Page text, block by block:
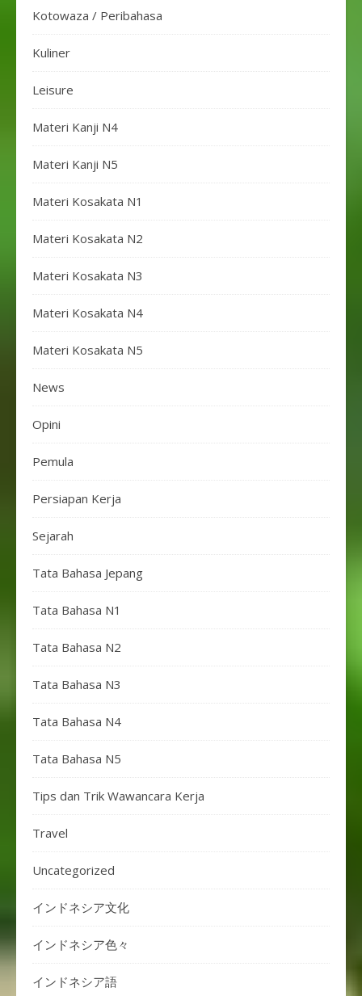
Kotowaza / Peribahasa
Kuliner
Leisure
Materi Kanji N4
Materi Kanji N5
Materi Kosakata N1
Materi Kosakata N2
Materi Kosakata N3
Materi Kosakata N4
Materi Kosakata N5
News
Opini
Pemula
Persiapan Kerja
Sejarah
Tata Bahasa Jepang
Tata Bahasa N1
Tata Bahasa N2
Tata Bahasa N3
Tata Bahasa N4
Tata Bahasa N5
Tips dan Trik Wawancara Kerja
Travel
Uncategorized
インドネシア文化
インドネシア色々
インドネシア語